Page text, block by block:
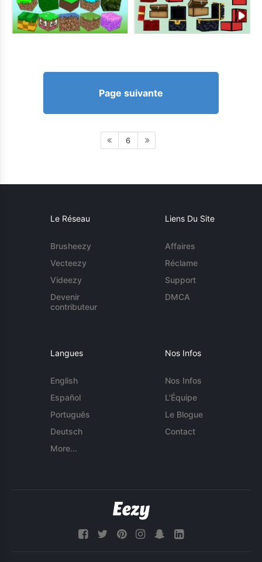
Page suivante
6
Le Réseau
Brusheezy
Vecteezy
Videezy
Devenir
contributeur
Liens Du Site
Affaires
Réclame
Support
DMCA
Langues
English
Español
Português
Deutsch
More...
Nos Infos
Nos Infos
L'Équipe
Le Blogue
Contact